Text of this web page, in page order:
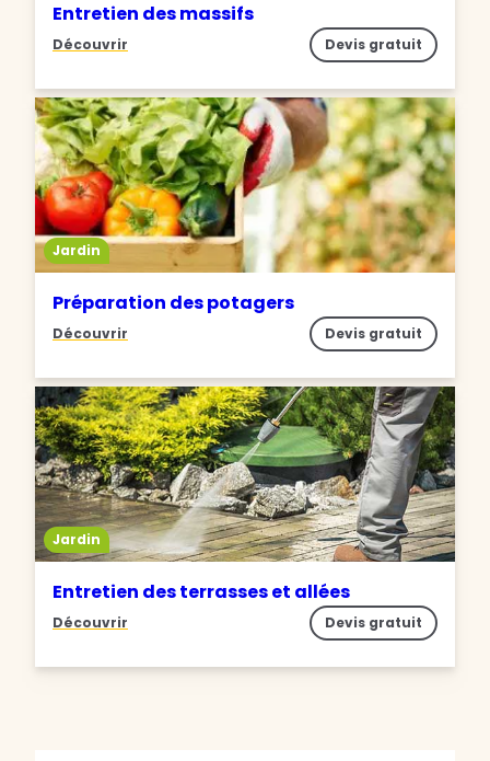
Entretien des massifs
Découvrir Devis gratuit
Jardin
Préparation des potagers
Découvrir Devis gratuit
Jardin
Entretien des terrasses et allées
Découvrir Devis gratuit